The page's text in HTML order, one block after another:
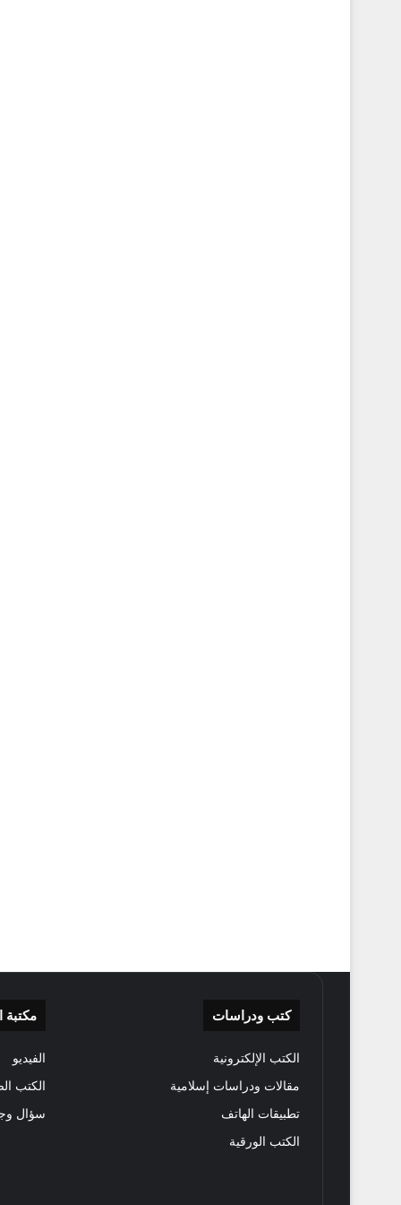
كتب ودراسات
الكتب الإلكترونية
مقالات ودراسات إسلامية
تطبيقات الهاتف
الكتب الورقية
مكتبة
الفيديو
الكتب
سؤال